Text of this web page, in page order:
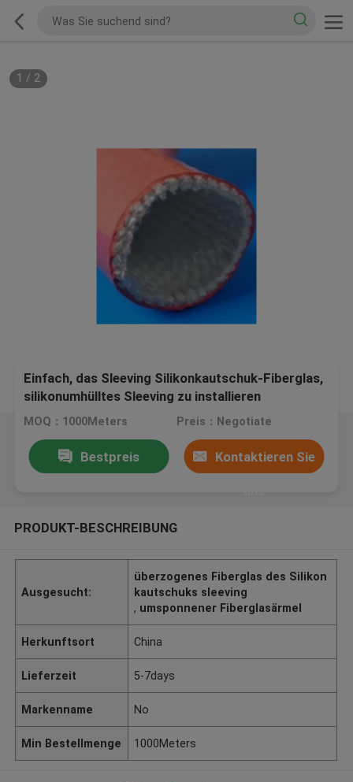
1 / 2
Einfach, das Sleeving Silikonkautschuk-Fiberglas,
silikonumhülltes Sleeving zu installieren
MOQ：1000Meters Preis：Negotiate
Bestpreis Kontaktieren Sie
PRODUKT-BESCHREIBUNG
Ausgesucht:
überzogenes Fiberglas des Silikon
kautschuks sleeving
, umsponnener Fiberglasärmel
Herkunftsort China
Lieferzeit 5-7days
Markenname No
Min Bestellmenge 1000Meters